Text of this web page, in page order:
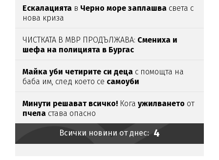
Ескалацията в Черно море заплашва света с
нова криза
ЧИСТКАТА В МВР ПРОДЪЛЖАВА: Смениха и
шефа на полицията в Бургас
Майка уби четирите си деца с помощта на
баба им, след което се самоуби
Минути решават всичко! Когаужилването от
пчела става опасно
Всички новини от днес: 4